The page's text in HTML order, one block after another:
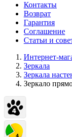
Контакты
Возврат
Гарантия
Соглашение
Статьи и
Интернет-
Зеркала
Зеркала
Зеркало